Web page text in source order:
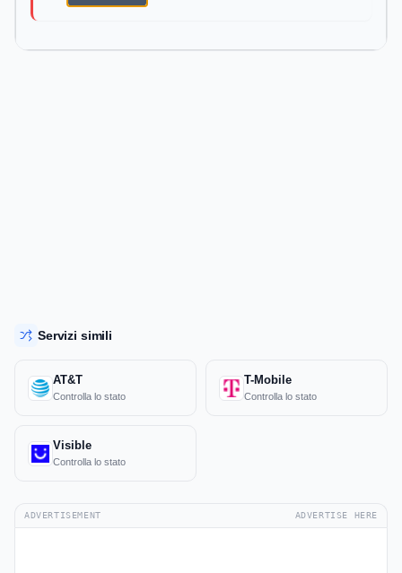
Servizi simili
AT&T
Controlla lo stato
T-Mobile
Controlla lo stato
Visible
Controlla lo stato
ADVERTISEMENT ADVERTISE HERE